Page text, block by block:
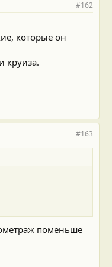
#162
которые он
круиза.
#163
поменьше